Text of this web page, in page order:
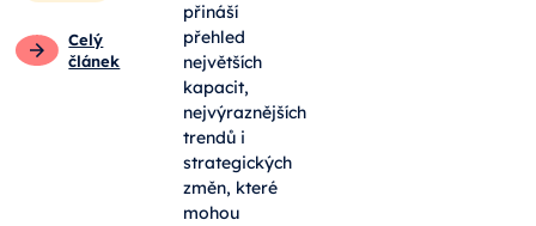
Celý
článek
přináší
přehled
největších
kapacit,
nejvýraznějších
trendů i
strategických
změn, které
mohou